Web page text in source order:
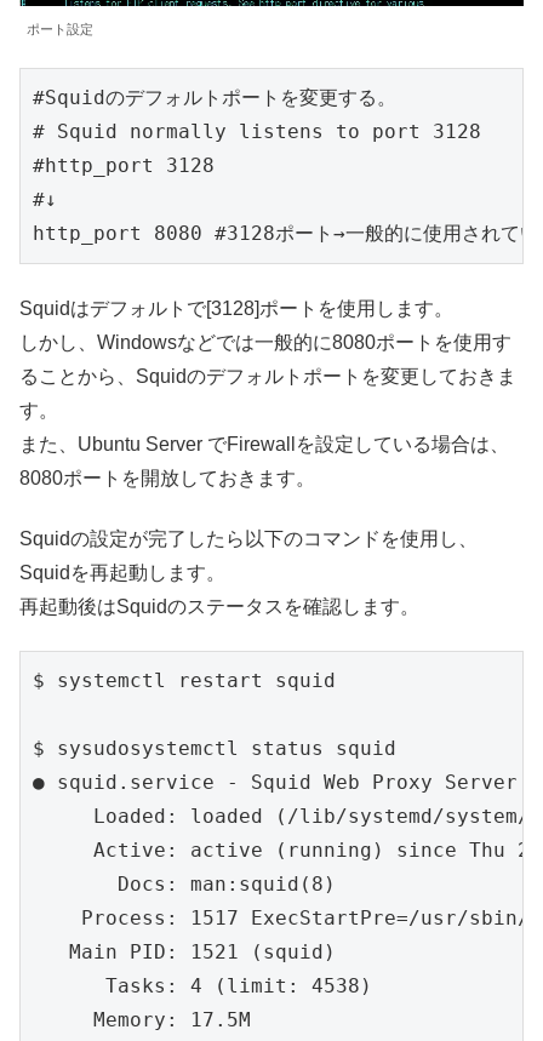
ポート設定
#Squidのデフォルトポートを変更する。
# Squid normally listens to port 3128
#http_port 3128
#↓
http_port 8080 #3128ポート→一般的に使用されてい
Squidはデフォルトで[3128]ポートを使用します。
しかし、Windowsなどでは一般的に8080ポートを使用す
ることから、Squidのデフォルトポートを変更しておきま
す。
また、Ubuntu Server でFirewallを設定している場合は、
8080ポートを開放しておきます。
Squidの設定が完了したら以下のコマンドを使用し、
Squidを再起動します。
再起動後はSquidのステータスを確認します。
$ systemctl restart squid
$ sysudosystemctl status squid
● squid.service - Squid Web Proxy Server
Loaded: loaded (/lib/systemd/
Active: active (running) since Thu
       Docs: man:squid(8)
Process: 1517 ExecStartPre=/usr/
   Main PID: 1521 (squid)
      Tasks: 4 (limit: 4538)
     Memory: 17.5M